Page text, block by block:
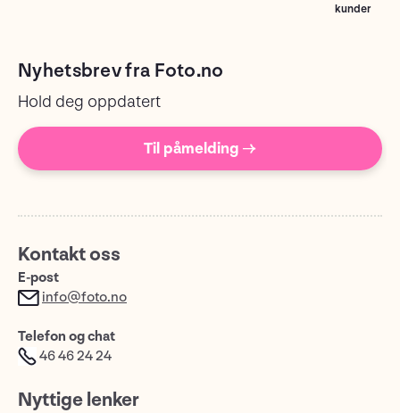
kunder
Nyhetsbrev fra Foto.no
Hold deg oppdatert
Til påmelding →
Kontakt oss
E-post
info@foto.no
Telefon og chat
46 46 24 24
Nyttige lenker